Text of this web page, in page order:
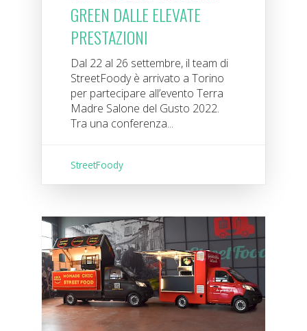
GREEN DALLE ELEVATE
PRESTAZIONI
Dal 22 al 26 settembre, il team di
StreetFoody è arrivato a Torino
per partecipare all’evento Terra
Madre Salone del Gusto 2022.
Tra una conferenza...
StreetFoody